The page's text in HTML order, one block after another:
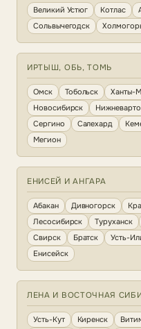
Великий Устюг Котлас
Сольвычегодск
ИРТЫШ, ОБЬ, ТОМЬ
Омск Тобольск Ханты-
Новосибирск
Сергино
Салехард
Мегион
ЕНИСЕЙ И АНГАРА
Абакан Дивногорск
Лесосибирск
Туруханск
Свирск
Братск Усть-
Енисейск
ЛЕНА И ВОСТОЧНАЯ
Усть-Кут Киренск